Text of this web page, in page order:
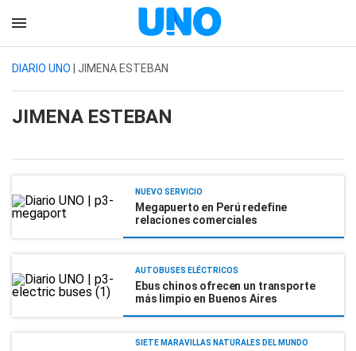
DIARIO UNO | JIMENA ESTEBAN
JIMENA ESTEBAN
NUEVO SERVICIO
Megapuerto en Perú redefine
relaciones comerciales
AUTOBUSES ELÉCTRICOS
Ebus chinos ofrecen un transporte
más limpio en Buenos Aires
SIETE MARAVILLAS NATURALES DEL MUNDO